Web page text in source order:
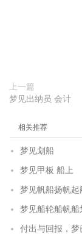
上一篇
梦见出纳员 会计
相关推荐
梦见划船
梦见甲板 船上
梦见帆船扬帆起
梦见船轮船帆
付出与回报，梦